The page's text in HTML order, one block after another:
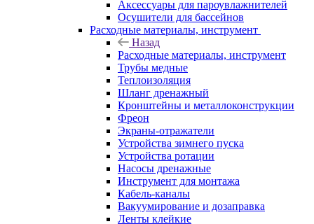
Аксессуары для пароувлажнителей
Осушители для бассейнов
Расходные материалы, инструмент
Назад
Расходные материалы, инструмент
Трубы медные
Теплоизоляция
Шланг дренажный
Кронштейны и металлоконструкции
Фреон
Экраны-отражатели
Устройства зимнего пуска
Устройства ротации
Насосы дренажные
Инструмент для монтажа
Кабель-каналы
Вакуумирование и дозаправка
Ленты клейкие